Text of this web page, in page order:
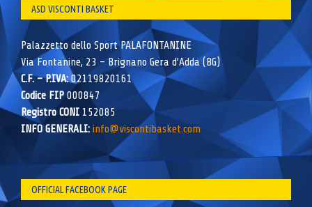
ASD VISCONTI BASKET
Palazzetto dello Sport PALAFONTANINE
Via Fontanine, 23 – Brignano Gera d’Adda (BG)
C.F. – P.IVA:02119820161
Codice FIP000847
Registro CONI 152085
INFO GENERALI: info@viscontibasket.com
OFFICIAL FACEBOOK PAGE